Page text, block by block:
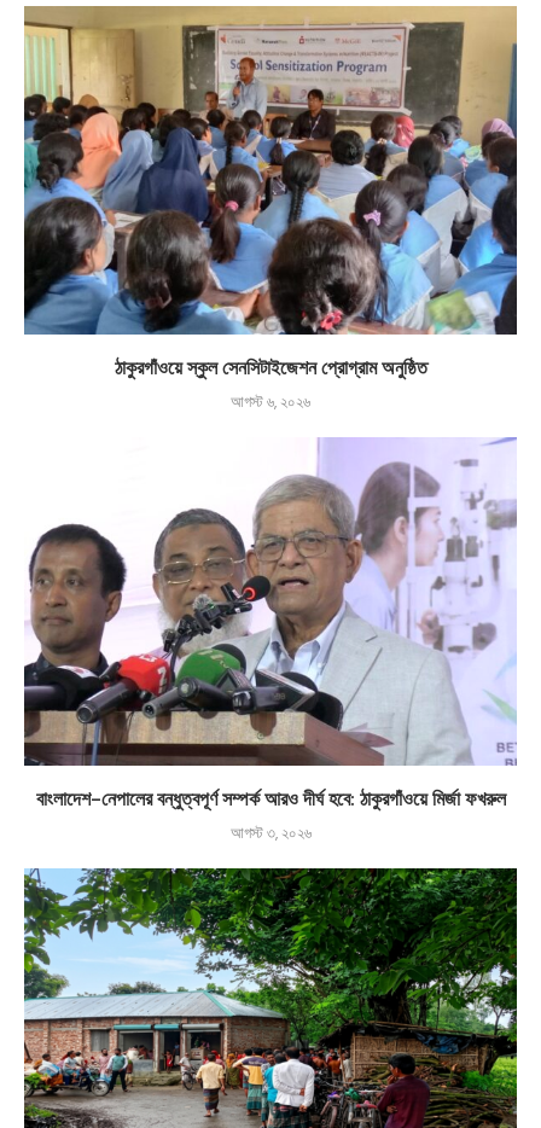
ঠাকুরগাঁওয়ে স্কুল সেনসিটাইজেশন প্রোগ্রাম অনুষ্ঠিত
আগস্ট ৬, ২০২৬
বাংলাদেশ-নেপালের বন্ধুত্বপূর্ণ সম্পর্ক আরও দীর্ঘ হবে: ঠাকুরগাঁওয়ে মির্জা ফখরুল
আগস্ট ৩, ২০২৬